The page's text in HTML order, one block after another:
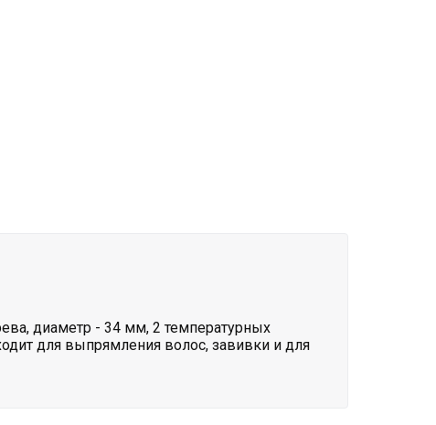
диаметр - 34 мм, 2 температурных
для выпрямления волос, завивки и для